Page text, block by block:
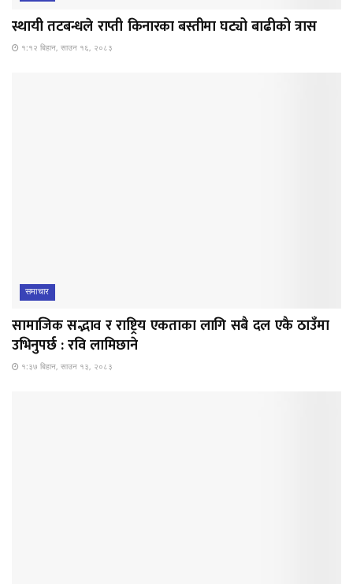
स्थायी तटबन्धले राप्ती किनारका बस्तीमा घट्यो बाढीको त्रास
१:१२ बिहान, साउन १६, २०८३
समाचार
सामाजिक सद्भाव र राष्ट्रिय एकताका लागि सबै दल एकै ठाउँमा
उभिनुपर्छ : रवि लामिछाने
१:३७ बिहान, साउन १३, २०८३